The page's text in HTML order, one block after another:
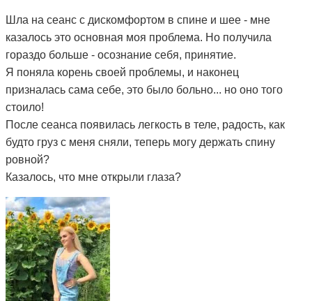
Шла на сеанс с дискомфортом в спине и шее - мне
казалось это основная моя проблема. Но получила
гораздо больше - осознание себя, принятие.
Я поняла корень своей проблемы, и наконец
призналась сама себе, это было больно... но оно того
стоило!
После сеанса появилась легкость в теле, радость, как
будто груз с меня сняли, теперь могу держать спину
ровной?
Казалось, что мне открыли глаза?